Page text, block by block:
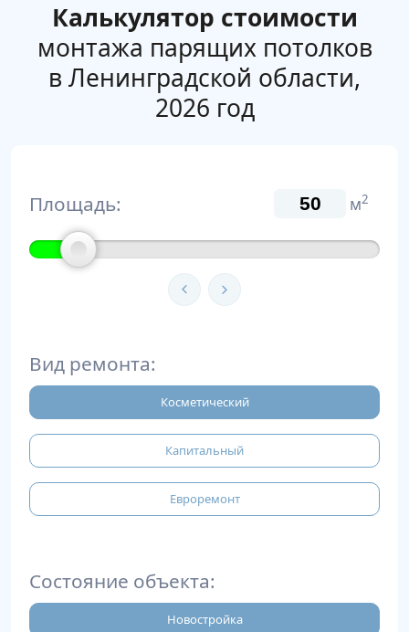
Калькулятор стоимости
монтажа парящих потолков
в Ленинградской области,
2026 год
Площадь: м2
Вид ремонта:
Косметический
Капитальный
Евроремонт
Состояние объекта:
Новостройка